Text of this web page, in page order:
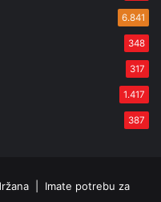
6.841
348
317
1.417
387
| Imate potrebu za